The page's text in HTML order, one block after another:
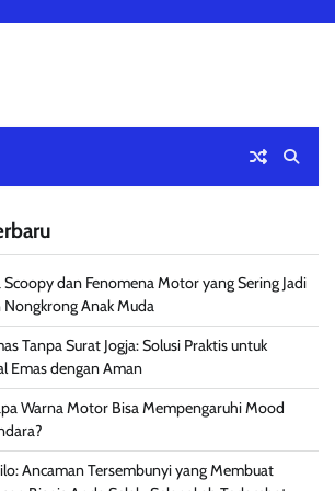
dan Fenomena Motor yang Sering Jadi
Nongkrong Anak Muda
Tanpa Surat Jogja: Solusi Praktis untuk
Emas dengan Aman
Warna Motor Bisa Mempengaruhi Mood
Ancaman Tersembunyi yang Membuat